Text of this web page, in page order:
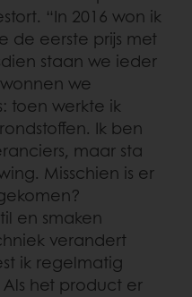
“In 2016 won ik
de eerste prijs met
staan we ieder
we
toen werkte ik
Ik ben
maar sta
Misschien is er
en smaken
verandert
ik regelmatig
het product er